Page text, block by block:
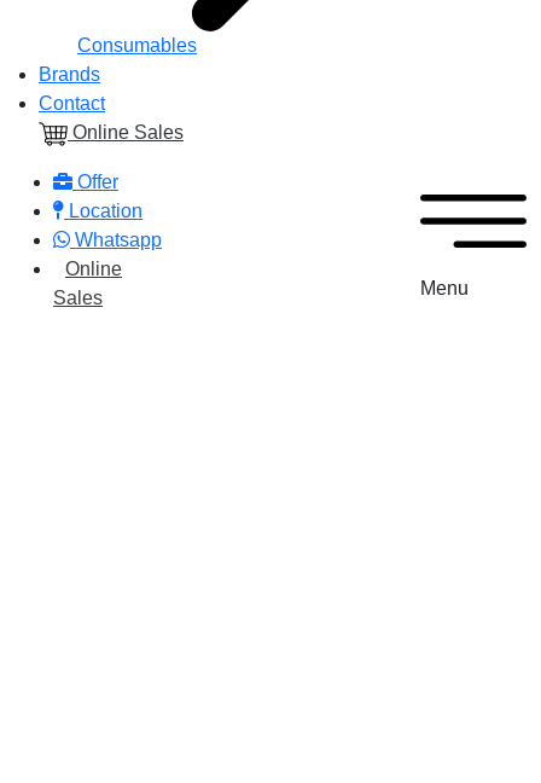
Consumables
Brands
Contact
Online Sales
Offer
Location
Whatsapp
Online
Sales
Menu